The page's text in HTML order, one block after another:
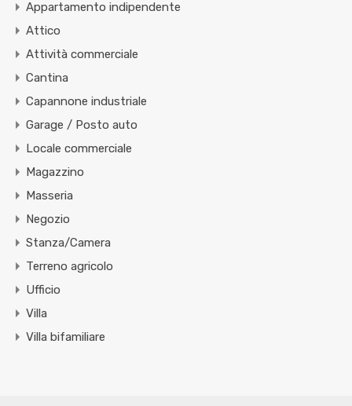
Appartamento indipendente
Attico
Attività commerciale
Cantina
Capannone industriale
Garage / Posto auto
Locale commerciale
Magazzino
Masseria
Negozio
Stanza/Camera
Terreno agricolo
Ufficio
Villa
Villa bifamiliare